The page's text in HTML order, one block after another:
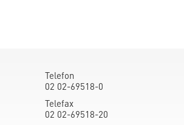
Telefon
02 02-69518-0
Telefax
02 02-69518-20